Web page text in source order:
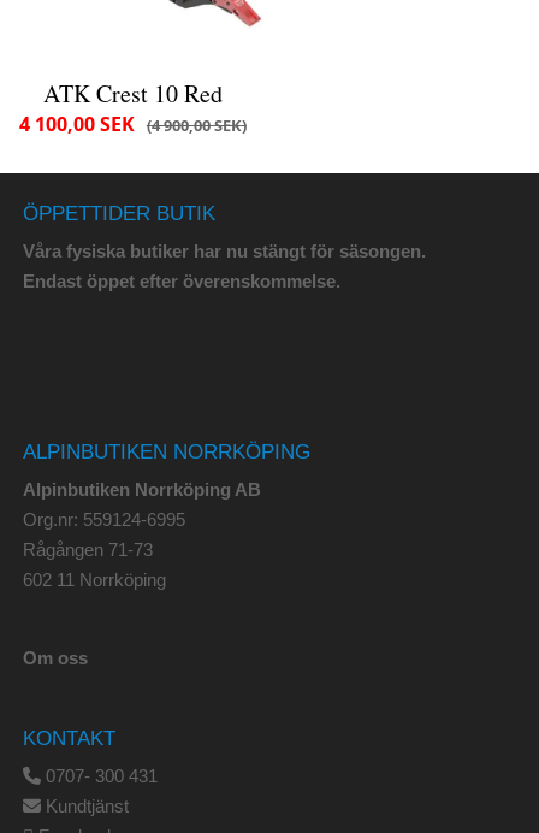
ATK Crest 10 Red
4 900,00 SEK
4 100,00 SEK
ÖPPETTIDER BUTIK
Våra fysiska butiker har nu stängt för säsongen.
Endast öppet efter överenskommelse.
ALPINBUTIKEN NORRKÖPING
Alpinbutiken Norrköping AB
Org.nr: 559124-6995
Rågången 71-73
602 11 Norrköping
Om oss
KONTAKT
0707- 300 431
Kundtjänst